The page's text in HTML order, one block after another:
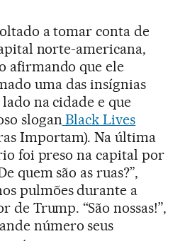
a tomar conta de
norte-americana,
afirmando que ele
uma das insígnias
na cidade e que
slogan Black Lives
Importam). Na última
foi preso na capital por
quem são as ruas?”,
pulmões durante a
de Trump. “São nossas!”,
número seus